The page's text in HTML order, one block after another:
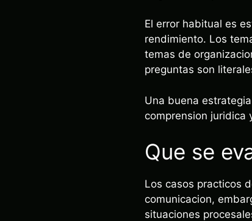
El error habitual es
rendimiento. Los
temas de
preguntas son
Una buena
comprension juridica
Que se
Los casos practicos
comunicacion,
situaciones